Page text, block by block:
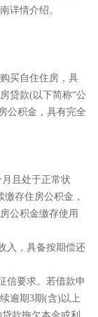
详情介绍。
买自住住房，具
贷款(以下简称“公
公积金，具有完全
且处于正常状
存住房公积金，
公积金缴存使用
入，具备按期偿还
信要求。若借款申
逾期3期(含)以上